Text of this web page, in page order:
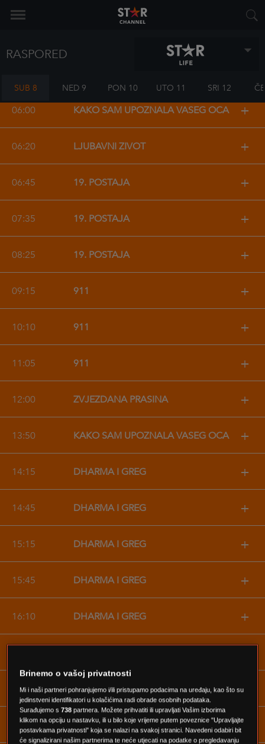
RASPORED
SUB 8 NED 9 PON 10 UTO 11 SRI 12
Subota,
06:00 KAKO SAM UPOZNALA VAŠEG OCA +
06:20 LJUBAVNI ŽIVOT +
06:45 19. POSTAJA +
07:35 19. POSTAJA +
08:25 19. POSTAJA +
09:15 911 +
10:10 911 +
11:05 911 +
12:00 ZVJEZDANA PRAŠINA +
13:50 KAKO SAM UPOZNALA VAŠEG OCA +
14:15 DHARMA I GREG +
14:45 DHARMA I GREG +
15:15 DHARMA I GREG +
15:45 DHARMA I GREG +
16:10 DHARMA I GREG +
17:05 UVOD U ANATOMIJU +
18:00 UVOD U ANATOMIJU +
Brinemo o vašoj privatnosti
Mi i naši partneri pohranjujemo i/ili pristupamo podacima na uređaju, kao što su
jedinstveni identifikatori u kolačićima radi obrade osobnih podataka.
Surađujemo s738 partnera. Možete prihvatiti ili upravljati Vašim izborima
klikom na opciju u nastavku, ili u bilo koje vrijeme putem poveznice "Upravljajte
postavkama privatnosti" koja se nalazi na svakoj stranici. Navedeni odabiri bit
će signalizirani našim partnerima te neće utjecati na podatke o pregledavanju